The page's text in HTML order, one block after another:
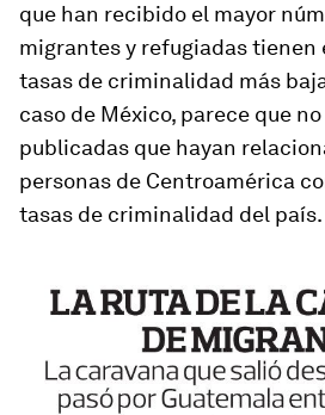
que han recibido el mayor
migrantes y refugiadas tienen
tasas de criminalidad más
caso de México, parece que
publicadas que hayan
personas de Centroamérica
tasas de criminalidad del país.